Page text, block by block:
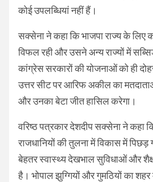
कोई उपलब्धियां नहीं हैं।
सक्सेना ने कहा कि भाजपा राज्य के लिए
विफल रही और उसने अन्य राज्यों में
कांग्रेस सरकारों की योजनाओं को ही
उत्तर सीट पर आरिफ अकील का
और उनका बेटा जीत हासिल करेगा।
वरिष्ठ पत्रकार देशदीप सक्सेना ने कहा
राजधानियों की तुलना में विकास में पिछड़
बेहतर स्वास्थ्य देखभाल सुविधाओं और
है। भोपाल झुग्गियों और गुमठियों का